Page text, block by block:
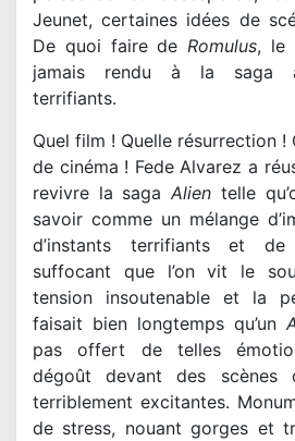
Jeunet, certaines idées de
De quoi faire de Romulus, le
jamais rendu à la saga
terrifiants.
Quel film ! Quelle résurrection !
de cinéma ! Fede Alvarez a
revivre la saga Alien telle
savoir comme un mélange
d’instants terrifiants et
suffocant que l’on vit le
tension insoutenable et la
faisait bien longtemps qu’un
pas offert de telles
dégoût devant des scènes
terriblement excitantes.
de stress, nouant gorges et